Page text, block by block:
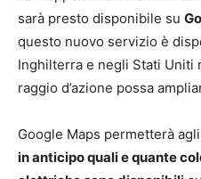
sarà presto disponibile su
questo nuovo servizio è
Inghilterra e negli Stati Uniti
raggio d’azione possa
Google Maps permetterà
in anticipo quali e quante